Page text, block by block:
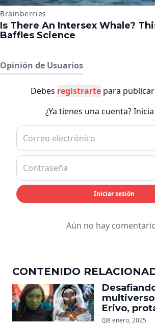
Opinión de Usuarios
Debes registrartepara
¿Ya tienes una cuenta?
Iniciar sesión
Aún no hay
CONTENIDO
Erivo,
‘Wicked’,
8 enero, 2025